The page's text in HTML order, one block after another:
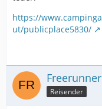
https://
ut/publicplace5830/
Freerunner
Reisender